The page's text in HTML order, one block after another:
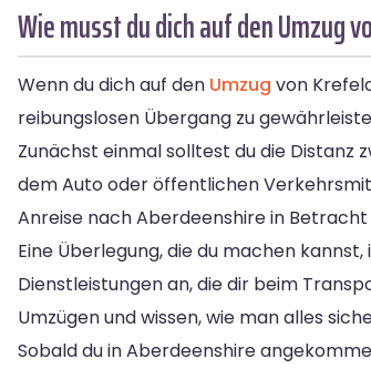
Wie musst du dich auf den Umzug
Wenn du dich auf den Umzug von
reibungslosen Übergang zu
Zunächst einmal solltest du die
dem Auto oder öffentlichen
Anreise nach Aberdeenshire in Betracht
Eine Überlegung, die du machen
Dienstleistungen an, die dir beim
Umzügen und wissen, wie man alles
Sobald du in Aberdeenshire